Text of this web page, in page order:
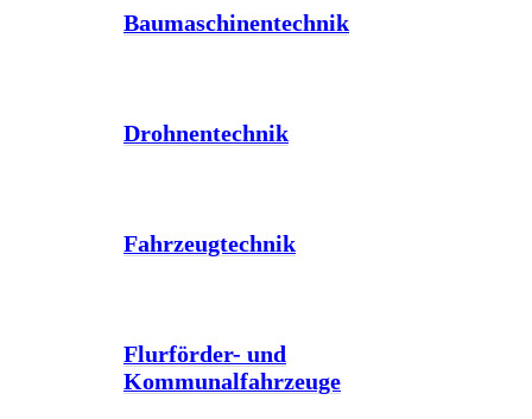
Baumaschinentechnik
Drohnentechnik
Fahrzeugtechnik
Flurförder- und
Kommunalfahrzeuge